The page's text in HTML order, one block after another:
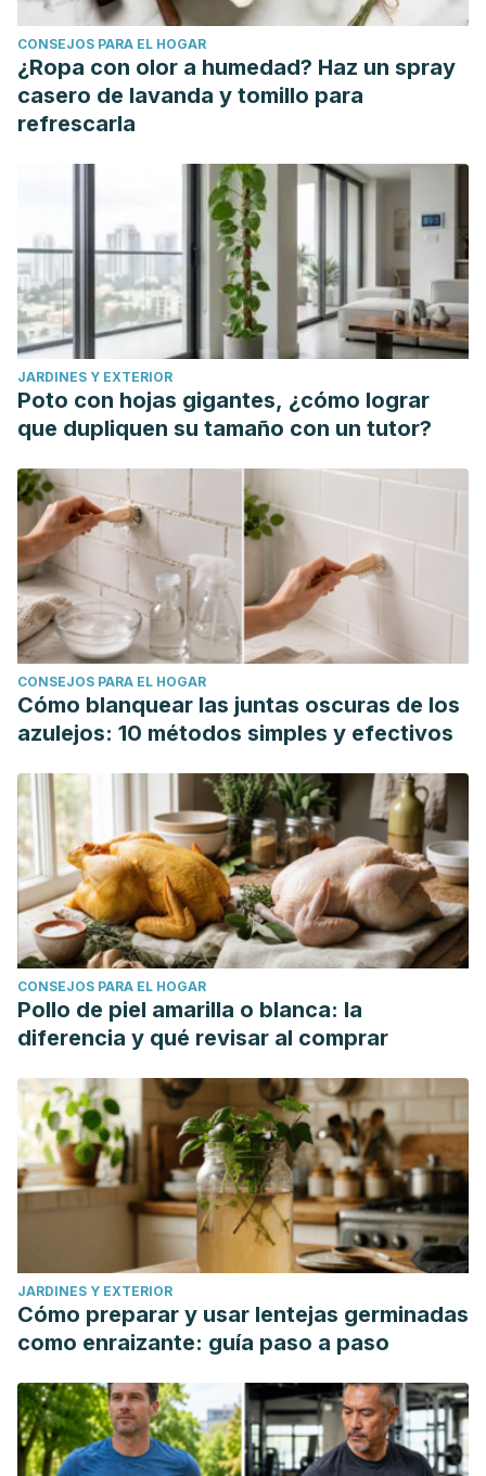
CONSEJOS PARA EL HOGAR
¿Ropa con olor a humedad? Haz un spray
casero de lavanda y tomillo para
refrescarla
JARDINES Y EXTERIOR
Poto con hojas gigantes, ¿cómo lograr
que dupliquen su tamaño con un tutor?
CONSEJOS PARA EL HOGAR
Cómo blanquear las juntas oscuras de los
azulejos: 10 métodos simples y efectivos
CONSEJOS PARA EL HOGAR
Pollo de piel amarilla o blanca: la
diferencia y qué revisar al comprar
JARDINES Y EXTERIOR
Cómo preparar y usar lentejas germinadas
como enraizante: guía paso a paso